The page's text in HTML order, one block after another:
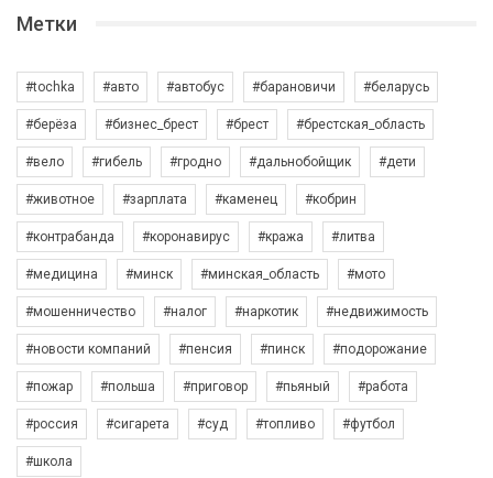
Метки
#tochka #авто #автобус #барановичи #беларусь
#берёза #бизнес_брест #брест #брестская_область
#вело #гибель #гродно #дальнобойщик #дети
#животное #зарплата #каменец #кобрин
#контрабанда #коронавирус #кража #литва
#медицина #минск #минская_область #мото
#мошенничество #налог #наркотик #недвижимость
#новости компаний #пенсия #пинск #подорожание
#пожар #польша #приговор #пьяный #работа
#россия #сигарета #суд #топливо #футбол
#школа